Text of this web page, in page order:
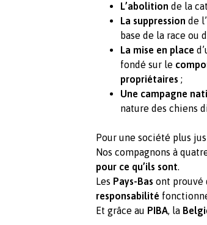
L’abolition de la
La suppression de
base de la race ou
La mise en place
fondé sur le
propriétaires ;
Une campagne
nature des chiens
Pour une société plus
Nos compagnons à
pour ce qu’ils sont.
Les Pays-Bas ont prouvé
responsabilité
Et grâce au PIBA, la